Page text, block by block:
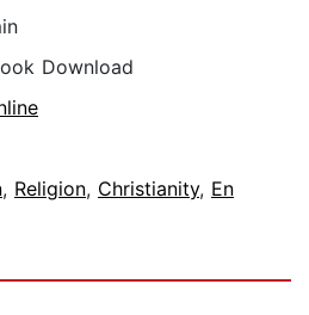
Download
, Religion, Christianity, En